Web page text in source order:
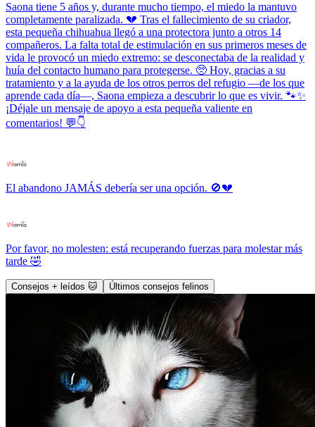
Saona tiene 5 años y, durante mucho tiempo, el miedo la mantuvo
completamente paralizada. 💔 Tras el fallecimiento de su criador,
esta pequeña chihuahua llegó a una protectora junto a otros 14
compañeros. La falta total de estimulación en sus primeros meses de
vida le provocó un miedo extremo: se desconectaba de la realidad y
huía del contacto humano para protegerse. 🥺 Hoy, gracias a su
tratamiento y a la ayuda de los otros perros del refugio —de los que
aprende cada día—, Saona empieza a descubrir lo que es vivir. 🐾✨
¡Déjale un mensaje de apoyo a esta pequeña valiente en
comentarios! 💬👇
El abandono JAMÁS debería ser una opción. 🚫💔
Por favor, no molesten: está recuperando fuerzas para molestar más
tarde 🤣
Consejos + leídos 🐱 Últimos consejos felinos